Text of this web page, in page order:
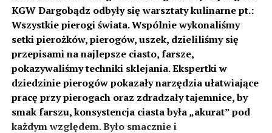
KGW Dargobądz odbyły się warsztaty kulinarne pt.:
Wszystkie pierogi świata. Wspólnie wykonaliśmy
setki pierożków, pierogów, uszek, dzieliliśmy się
przepisami na najlepsze ciasto, farsze,
pokazywaliśmy techniki sklejania. Ekspertki w
dziedzinie pierogów pokazały narzędzia ułatwiające
pracę przy pierogach oraz zdradzały tajemnice, by
smak farszu, konsystencja ciasta była „akurat” pod
każdym względem. Było smacznie i